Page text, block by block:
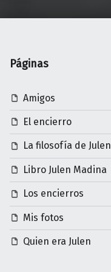
Páginas
Amigos
El encierro
La filosofía de Julen
Libro Julen Madina
Los encierros
Mis fotos
Quien era Julen